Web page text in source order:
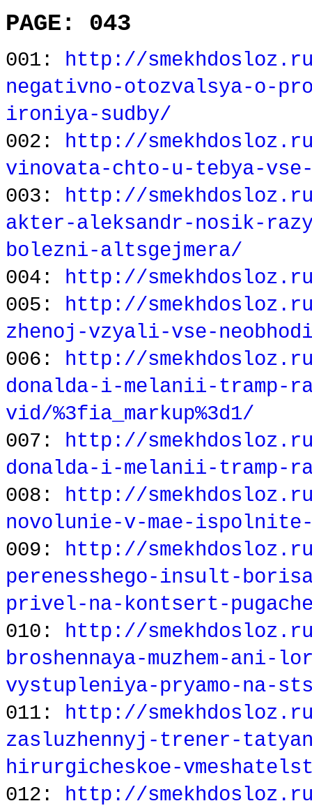
PAGE: 043
001: http://
negativno-otozvalsya-o-
ironiya-sudby/
002: http://
vinovata-chto-u-tebya-
003: http://
akter-aleksandr-nosik-
bolezni-altsgejmera/
004: http://
005: http://
zhenoj-vzyali-vse-
006: http://
donalda-i-melanii-
vid/%3fia_markup%3d1/
007: http://
donalda-i-melanii-
008: http://
novolunie-v-mae-
009: http://
perenesshego-insult-
privel-na-kontsert-
010: http://
broshennaya-muzhem-ani-
vystupleniya-pryamo-na-
011: http://
zasluzhennyj-trener-
hirurgicheskoe-
012: http://